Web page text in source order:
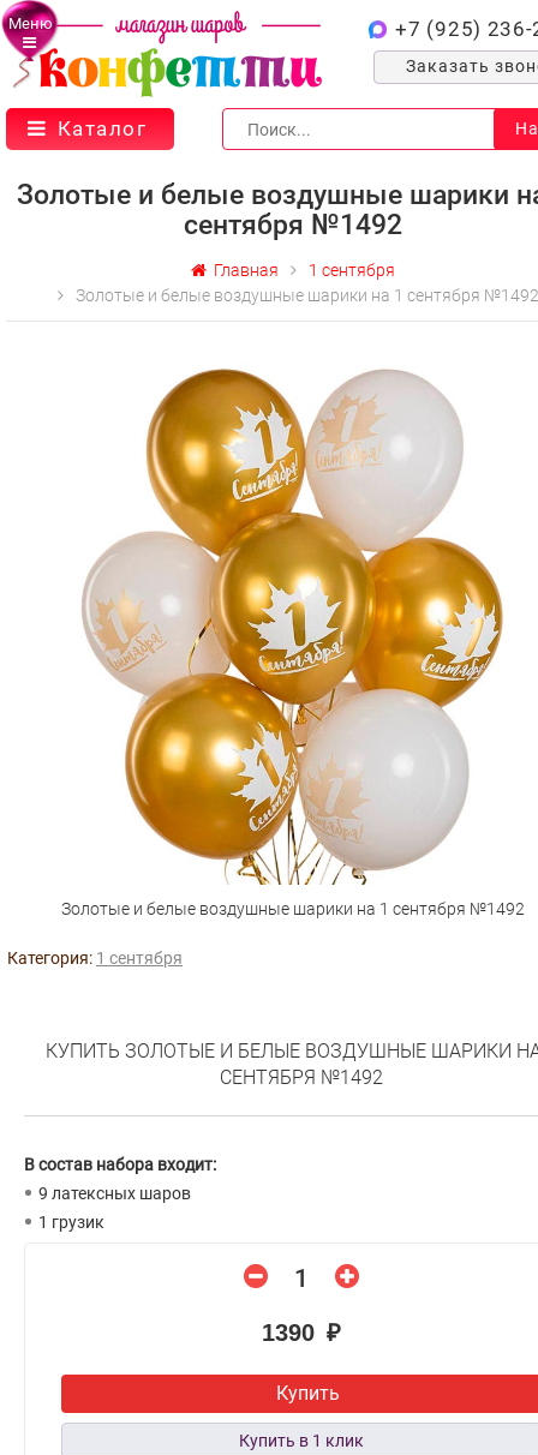
Меню +7 (925) 236-
Заказать
Каталог
Золотые и белые воздушные шарики
сентября №1492
Главная
1 сентября
Золотые и белые воздушные шарики на 1 сентября №1492
Золотые и белые воздушные шарики на 1 сентября №1492
Категория: 1 сентября
КУПИТЬ ЗОЛОТЫЕ И БЕЛЫЕ ВОЗДУШНЫЕ ШАРИКИ
СЕНТЯБРЯ №1492
В состав набора входит:
9 латексных шаров
1 грузик
1390 ₽
Купить